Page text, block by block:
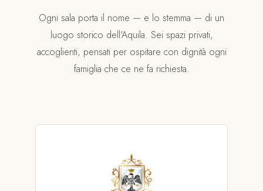
Ogni sala porta il nome — e lo stemma — di un
luogo storico dell'Aquila. Sei spazi privati,
accoglienti, pensati per ospitare con dignità ogni
famiglia che ce ne fa richiesta.